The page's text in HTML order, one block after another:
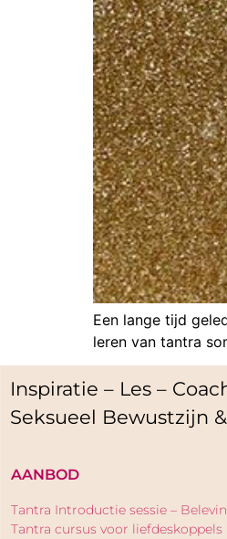
Een lange tijd
leren van tantra
Inspiratie – Les –
Seksueel Bewustzijn
AANBOD
Tantra Introductie sessie –
Tantra cursus voor liefdeskoppels